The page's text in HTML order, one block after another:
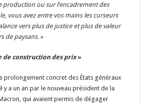
production ou sur l’encadrement des
vous avez entre vos mains les curseurs
vers plus de justice et plus de valeur
de paysans. »
de construction des prix»
prolongement concret desÉtats généraux
y a un an par le nouveau président de la
qui avaient permis de dégager